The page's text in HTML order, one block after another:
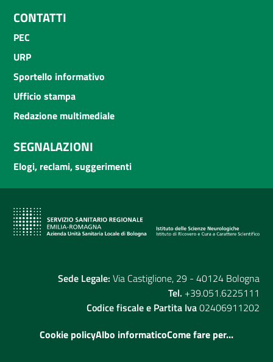
CONTATTI
PEC
URP
Sportello informativo
Ufficio stampa
Redazione multimediale
SEGNALAZIONI
Elogi, reclami, suggerimenti
Sede Legale: Via Castiglione, 29 - 40124 Bologna
Tel. +39.051.6225111
Codice fiscale e Partita Iva02406911202
Cookie policyAlbo informaticoCome fare per...